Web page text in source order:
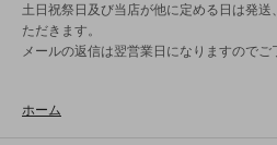
土日祝祭日及び当店が他に定める日は発
ただきます。
メールの返信は翌営業日になりますのでご
ホーム